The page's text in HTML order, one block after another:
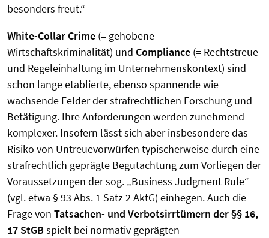
besonders freut.“
White-Collar Crime (= gehobene
Wirtschaftskriminalität) und Compliance (= Rechtstreue
und Regeleinhaltung im Unternehmenskontext) sind
schon lange etablierte, ebenso spannende wie
wachsende Felder der strafrechtlichen Forschung und
Betätigung. Ihre Anforderungen werden zunehmend
komplexer. Insofern lässt sich aber insbesondere das
Risiko von Untreuevorwürfen typischerweise durch eine
strafrechtlich geprägte Begutachtung zum Vorliegen der
Voraussetzungen der sog. „Business Judgment Rule“
(vgl. etwa § 93 Abs. 1 Satz 2 AktG) einhegen. Auch die
Frage von Tatsachen- und Verbotsirrtümern der §§ 16,
17 StGB spielt bei normativ geprägten